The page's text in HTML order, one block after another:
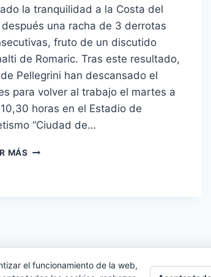
la tranquilidad a la Costa del
después una racha de 3 derrotas
fruto de un discutido
de Romaric. Tras este resultado,
Pellegrini han descansado el
para volver al trabajo el martes a
horas en el Estadio de
“Ciudad de…
MÁS EL
BAPTISTA
el funcionamiento de la web,